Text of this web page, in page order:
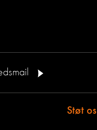
Støt os